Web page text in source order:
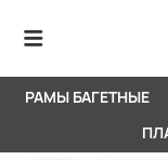
РАМЫ БАГЕТНЫЕ